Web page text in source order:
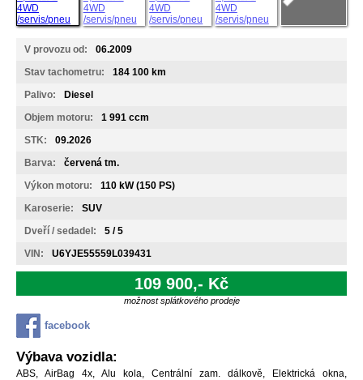
V provozu od:
06.2009
Stav tachometru:
184 100 km
Palivo:
Diesel
Objem motoru:
1 991 ccm
STK:
09.2026
Barva:
červená tm.
Výkon motoru:
110 kW (150 PS)
Karoserie:
SUV
Dveří / sedadel:
5 / 5
VIN:
U6YJE55559L039431
109 900,- Kč
možnost splátkového prodeje
facebook
Výbava vozidla:
ABS, AirBag 4x, Alu kola, Centrální zam. dálkově, Elektrická okna,